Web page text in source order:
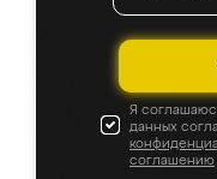
Я
данных
соглашению